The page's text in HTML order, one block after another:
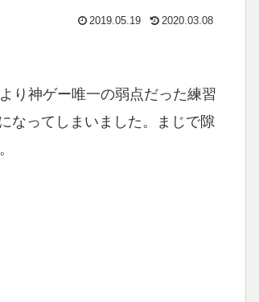
2019.05.19 2020.03.08
り神ゲー唯一の弱点だった練習
なってしまいました。まじで隙